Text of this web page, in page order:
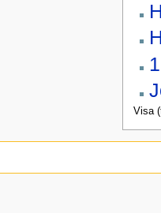
Visa